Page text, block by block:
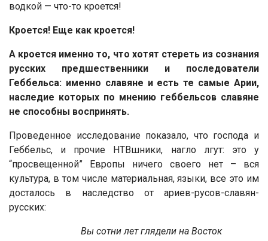
водкой — что-то кроется!
Кроется! Еще как кроется!
А кроется именно то, что хотят стереть из сознания
русских предшественники и последователи
Геббельса: именно славяне и есть те самые Арии,
наследие которых по мнению геббельсов славяне
не способны воспринять.
Проведенное исследование показало, что господа и
Геббельс, и прочие НТВшники, нагло лгут: это у
“просвещенной” Европы ничего своего нет – вся
культура, в том числе материальная, языки, все это им
досталось в наследство от ариев-русов-славян-
русских:
Вы сотни лет глядели на Восток